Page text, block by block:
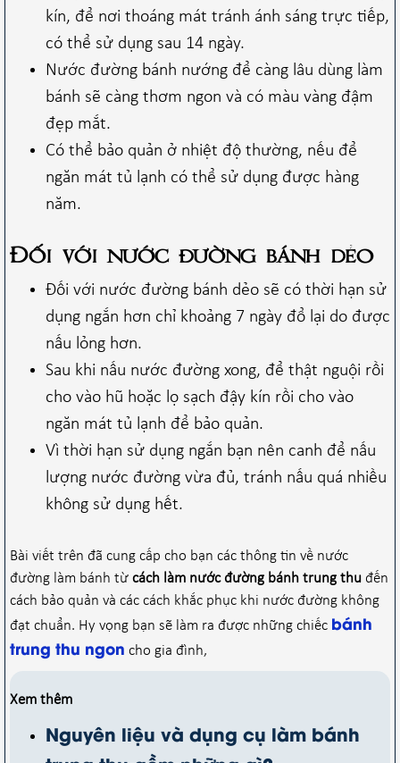
kín, để nơi thoáng mát tránh ánh sáng trực tiếp,
có thể sử dụng sau 14 ngày.
Nước đường bánh nướng để càng lâu dùng làm
bánh sẽ càng thơm ngon và có màu vàng đậm
đẹp mắt.
Có thể bảo quản ở nhiệt độ thường, nếu để
ngăn mát tủ lạnh có thể sử dụng được hàng
năm.
Đối với nước đường bánh dẻo
Đối với nước đường bánh dẻo sẽ có thời hạn sử
dụng ngắn hơn chỉ khoảng 7 ngày đổ lại do được
nấu lỏng hơn.
Sau khi nấu nước đường xong, để thật nguội rồi
cho vào hũ hoặc lọ sạch đậy kín rồi cho vào
ngăn mát tủ lạnh để bảo quản.
Vì thời hạn sử dụng ngắn bạn nên canh để nấu
lượng nước đường vừa đủ, tránh nấu quá nhiều
không sử dụng hết.
Bài viết trên đã cung cấp cho bạn các thông tin về nước
đường làm bánh từ cách làm nước đường bánh trung thu đến
cách bảo quản và các cách khắc phục khi nước đường không
đạt chuẩn. Hy vọng bạn sẽ làm ra được những chiếc bánh
trung thu ngon cho gia đình,
Xem thêm
Nguyên liệu và dụng cụ làm bánh